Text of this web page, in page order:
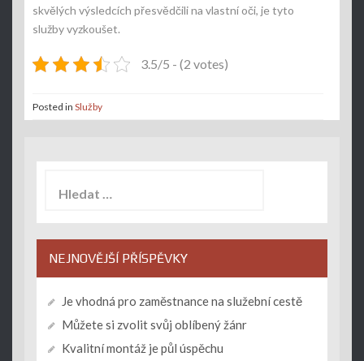
skvělých výsledcích přesvědčili na vlastní oči, je tyto
služby vyzkoušet.
3.5/5 - (2 votes)
Posted in Služby
NEJNOVĚJŠÍ PŘÍSPĚVKY
Je vhodná pro zaměstnance na služební cestě
Můžete si zvolit svůj oblíbený žánr
Kvalitní montáž je půl úspěchu